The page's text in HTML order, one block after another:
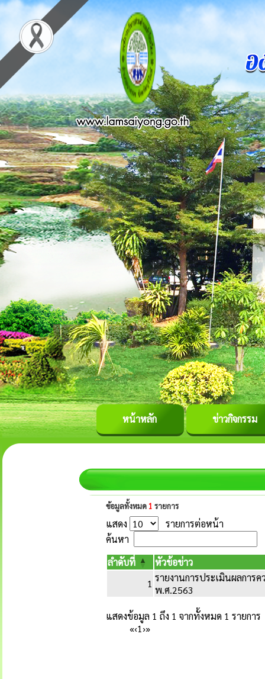
หน้าหลัก ข่าวกิจกรรม
ข้อมูลทั้งหมด 1 รายการ
แสดง
รายการต่อหน้า
ค้นหา
ลำดับที่
หัวข้อข่าว
1 รายงานการประเมินผลการ
พ.ศ.2563
แสดงข้อมูล 1 ถึง 1 จากทั้งหมด 1 รายการ
«‹1›»